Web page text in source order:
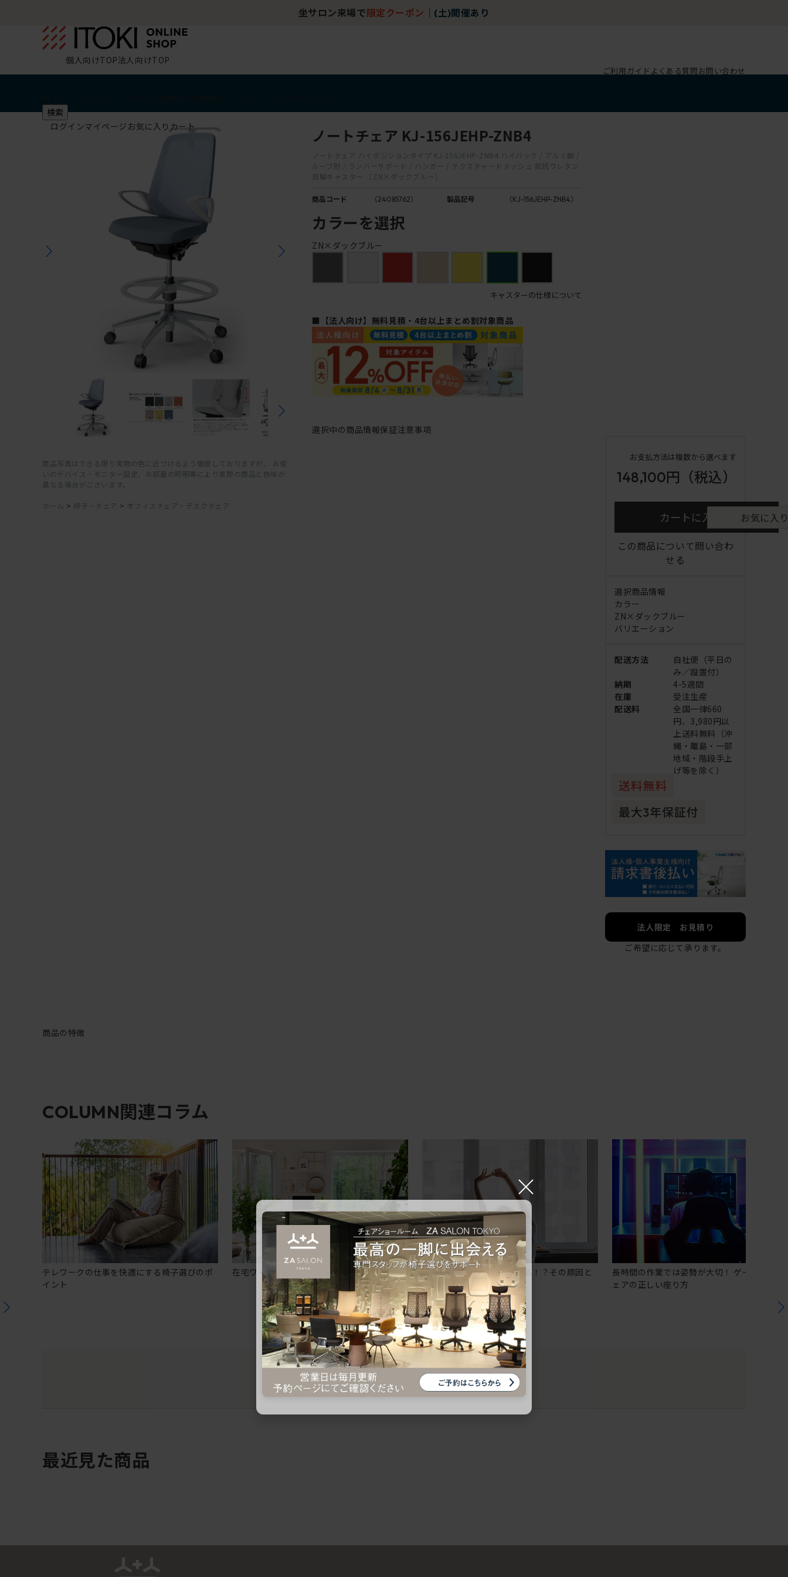
坐サロン来場で 限定クーポン (土)開催あり
個人向けTOP法人向けTOP
ご利用ガイド よくある質問お問い合わせ
検索
ログインマイページ お気に入り カート
商品写真はできる限り実物の色に近づけるよう徹底しておりますが、 お使
いのデバイス・モニター設定、お部屋の照明等により実際の商品と色味が
異なる場合がございます。
ホーム > 椅子・チェア > オフィスチェア・デスクチェア
ノートチェア KJ-156JEHP-ZNB4
ノートチェア ハイポジションタイプ KJ-156JEHP-ZNB4 ハイバック / アルミ脚 /
ループ肘 / ランバーサポート / ハンガー / テクスチャードメッシュ 抵抗ウレタン
双輪キャスター ［ZN×ダックブルー］
商品コード （24085762） 製品記号 （KJ-156JEHP-ZNB4）
カラーを選択
ZN×ダックブルー
キャスターの仕様について
■【法人向け】無料見積・4台以上まとめ割対象商品
選択中の商品情報保証注意事項
お支払方法は複数から選べます
148,100円 （税込）
カートに入れる お気に入
この商品について問い合わ
せる
選択商品情報
カラー
ZN×ダックブルー
バリエーション
配送方法
自社便（平日の
み／設置付）
納期
4-5週間
在庫
受注生産
配送料
全国一律660
円、3,980円以
上送料無料（沖
縄・離島・一部
地域・階段手上
げ等を除く）
法人限定 お見積り
ご希望に応じて承ります。
商品の特徴
COLUMN関連コラム
テレワークの仕事を快適にする椅子選びのポ
イント
在宅ワークにおすすめのオフィスチェア5選
椅子に座っているのに疲れる！？その原因と
疲れにくいチェアの選び方
長時間の作業では姿勢が大切！ ゲーミングチ
ェアの正しい座り方
最近見た商品
×